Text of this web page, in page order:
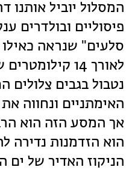
המסלול יוביל אותנו
פיסוליים ובולדרים
סלעים" שנראה
לאורך 14
נטבול בגבים צלולים
האימתניים ונחווה
אך המסע הזה הוא
הוא הזדמנות נדירה
הניקוז האדיר של ים